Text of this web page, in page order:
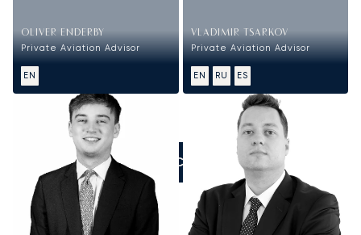
OLIVER ENDERBY
Private Aviation Advisor
EN
VLADIMIR TSARKOV
Private Aviation Advisor
EN RU ES
ZADZWOŃCIE DO NAS